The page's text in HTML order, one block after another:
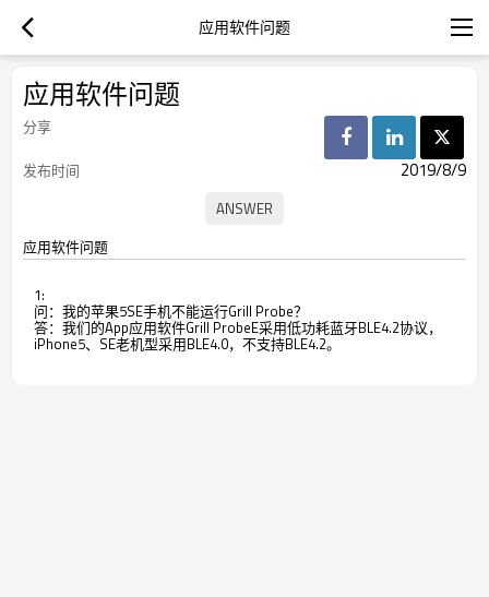
应用软件问题
应用软件问题
分享
发布时间
2019/8/9
应用软件问题
1:
问：我的苹果5SE手机不能运行Grill Probe？
答：我们的App应用软件Grill ProbeE采用低功耗蓝牙BLE4.2协议，
iPhone5、SE老机型采用BLE4.0，不支持BLE4.2。